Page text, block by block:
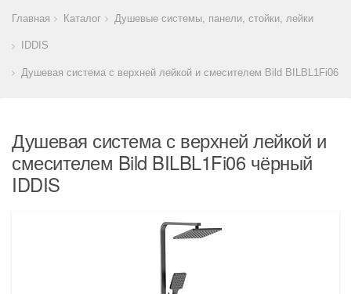
Главная Каталог Душевые системы, панели, стойки, лейки
IDDIS
Душевая система с верхней лейкой и смесителем Bild BILBL1Fi06
Душевая система с верхней лейкой и
смесителем Bild BILBL1Fi06 чёрный
IDDIS